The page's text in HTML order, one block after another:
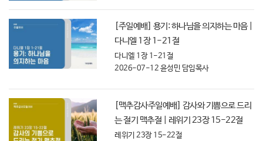
[주일예배] 용기: 하나님을 의지하는 마음 |
다니엘 1장 1-21절
다니엘 1장 1-21절
2026-07-12 윤성민 담임목사
[맥추감사주일예배] 감사와 기쁨으로 드리
는 절기 맥추절 | 레위기 23장 15-22절
레위기 23장 15-22절